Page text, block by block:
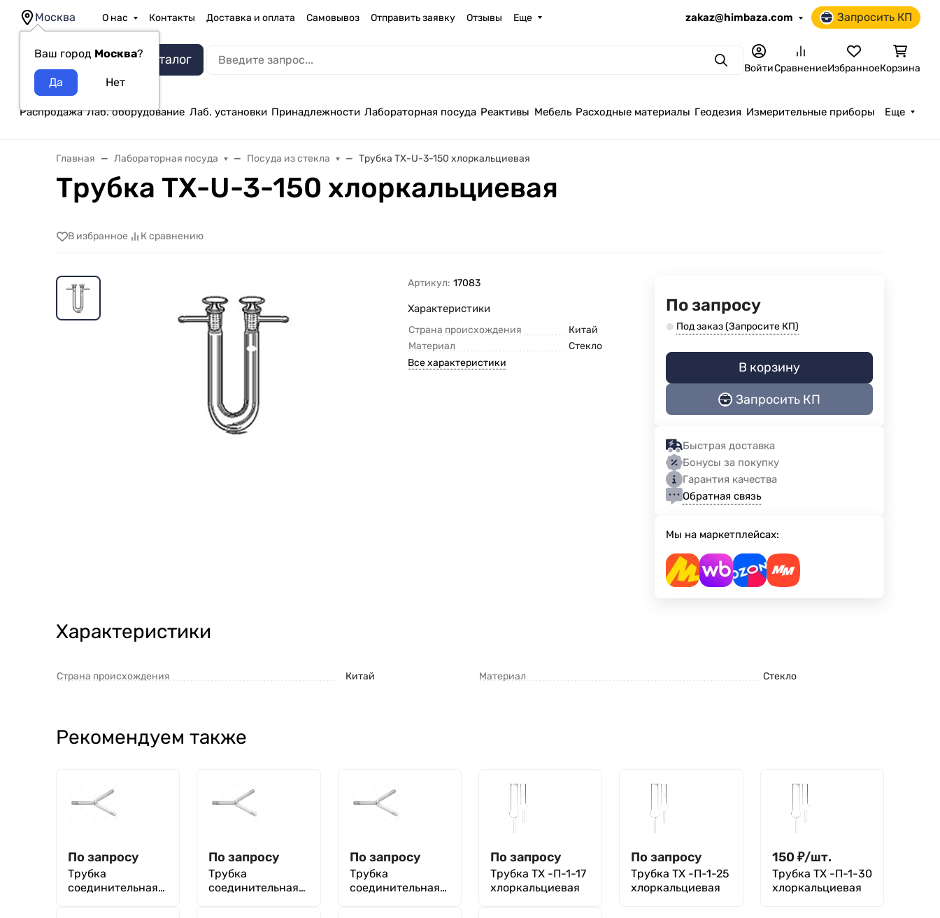
Москва
Ваш город Москва?
О нас Контакты Доставка и оплата Самовывоз Отправить заявку Отзывы Еще zakaz@himbaza.com Запросить КП
Каталог ПоискВойтиСравнениеИзбранноеКорзина
Распродажа Лаб. оборудование Лаб. установки Принадлежности Лабораторная посуда Реактивы Мебель Расходные материалы Геодезия Измерительные приборы Еще
Главная Лабораторная посуда Посуда из стекла Трубка ТХ-U-3-150 хлоркальциевая
Трубка ТХ-U-3-150 хлоркальциевая
В избранное К сравнению
Артикул: 17083
Характеристики
Страна происхождения
Китай
Материал
Стекло
Все характеристики
По запросу
Под заказ (Запросите КП)
В корзину
Запросить КП
Быстрая доставка
Бонусы за покупку
Гарантия качества
Обратная связь
Мы на маркетплейсах:
Характеристики
Страна происхождения Китай Материал Стекло
Рекомендуем также
По запросу
Трубка
соединительная
По запросу
Трубка
соединительная
По запросу
Трубка
соединительная
По запросу
Трубка ТХ -П-1-17
хлоркальциевая
По запросу
Трубка ТХ -П-1-25
хлоркальциевая
150 ₽/шт.
Трубка ТХ -П-1-30
хлоркальциевая